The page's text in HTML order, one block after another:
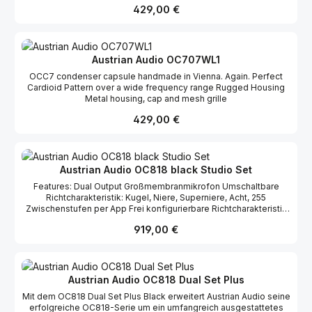
48 V (<2.2mA) Lowcut Filter: 40 Hz, 80 Hz & 160 Hz Pad: -10 dB &
-20 dB Abmessungen (OC818 Mikrofon): 157 x 63 x 35 mm
Rugged die-cast body for the most challenging liveRegulärer Preis:
429,00 €
Austrian Audio OC707WL1
OCC7 condenser capsule handmade in Vienna. Again. Perfect
Cardioid Pattern over a wide frequency range Rugged Housing
Metal housing, cap and mesh grille
Regulärer Preis:
429,00 €
Austrian Audio OC818 black Studio Set
Features: Dual Output Großmembranmikrofon Umschaltbare
Richtcharakteristik: Kugel, Niere, Superniere, Acht, 255
Zwischenstufen per App Frei konfigurierbare Richtcharakteristik
Richtcharakteristik via optionalem OCR8 Bluetooth-Dongle und
Vollständig entwickelt und handgefertigt in Wien
Frequenzbereich: 20 Hz – 20 kHz Empfindlichkeit: 13 mV/Pa
Ausgangsimpedanz: 2 x 275 Ω (symmetrisch) Lastwiderstand: >1
kΩ max. SPL: 148 dB / 158 dB (mit Pad) Eigenrauschen: 9dB SPL(A)
Signal-Rausch-Abstand: >84 dB Spannungsversorgung: 48 V
Regulärer Preis:
919,00 €
Austrian Audio OC818 Dual Set Plus
Mit dem OC818 Dual Set Plus Black erweitert Austrian Audio seine
erfolgreiche OC818-Serie um ein umfangreich ausgestattetes